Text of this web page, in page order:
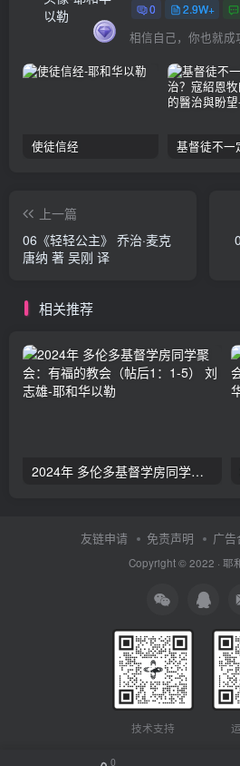
0 2.9W+
相信自己，你也就成
使徒信经
上一篇
06《轻轻公主》 乔治·麦克
唐纳 著 吴刚 译
相关推荐
2024年 多伦多基督学房同学聚会：有福的教会（帖后1：1-5） 刘志雄
友链申请 免责声明 广告
Copyright © 2022 · 耶
技术支持
0